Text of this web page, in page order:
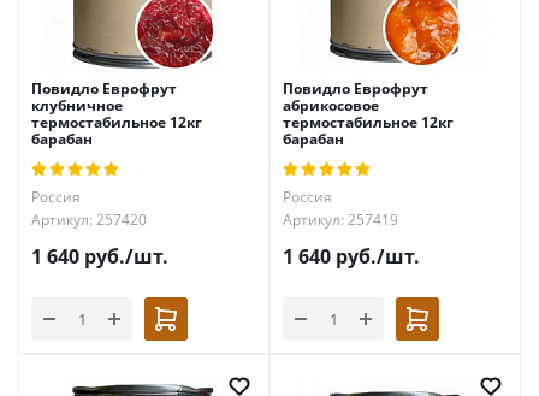
Повидло Еврофрут
клубничное
термостабильное 12кг
барабан
Россия
Артикул: 257420
1 640 руб./шт.
Повидло Еврофрут
абрикосовое
термостабильное 12кг
барабан
Россия
Артикул: 257419
1 640 руб./шт.